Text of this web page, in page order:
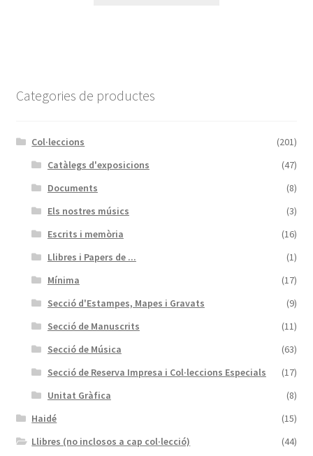
Categories de productes
Col·leccions
(201)
Catàlegs d'exposicions
(47)
Documents
(8)
Els nostres músics
(3)
Escrits i memòria
(16)
Llibres i Papers de ...
(1)
Mínima
(17)
Secció d'Estampes, Mapes i Gravats
(9)
Secció de Manuscrits
(11)
Secció de Música
(63)
Secció de Reserva Impresa i Col·leccions Especials
(17)
Unitat Gràfica
(8)
Haidé
(15)
Llibres (no inclosos a cap col·lecció)
(44)